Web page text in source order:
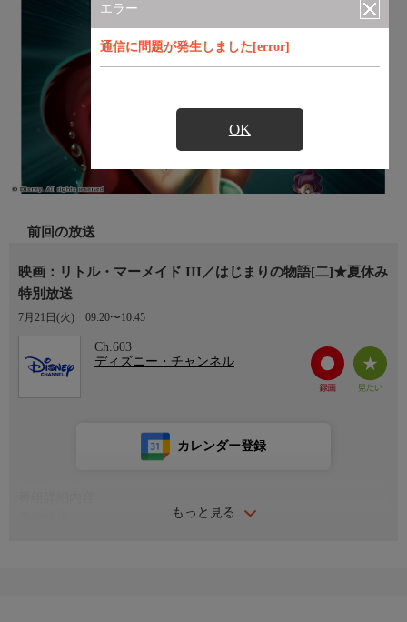
エラー
通信に問題が発生しました[error]
OK
前回の放送
映画：リトル・マーメイド III／はじまりの物語[二]★夏休み
特別放送
7月21日(火) 09:20〜10:45
Ch.603
ディズニー・チャンネル
もっと見る
カレンダー登録